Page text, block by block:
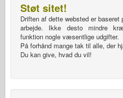
Støt sitet!
Driften af dette websted er
arbejde. Ikke desto mindre
funktion nogle væsentlige udgifter.
På forhånd mange tak til alle, der
Du kan give, hvad du vil!